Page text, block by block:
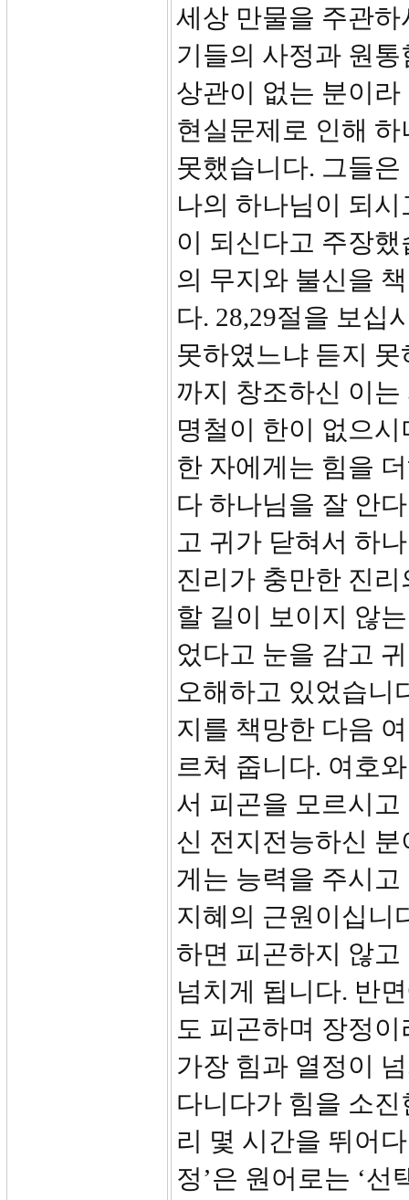
세상 만물을 주관
기들의 사정과 원
상관이 없는 분이
현실문제로 인해
못했습니다. 그들
나의 하나님이 되
이 되신다고 주장
의 무지와 불신을
다. 28,29절을 보십
못하였느냐 듣지
까지 창조하신 이
명철이 한이 없으
한 자에게는 힘을
다 하나님을 잘 안
고 귀가 닫혀서 하
진리가 충만한 진
할 길이 보이지 않
었다고 눈을 감고
오해하고 있었습니
지를 책망한 다음
르쳐 줍니다. 여호
서 피곤을 모르시
신 전지전능하신
게는 능력을 주시
지혜의 근원이십니
하면 피곤하지 않
넘치게 됩니다. 반
도 피곤하며 장정
가장 힘과 열정이
다니다가 힘을 소
리 몇 시간을 뛰어
정’은 원어로는 ‘